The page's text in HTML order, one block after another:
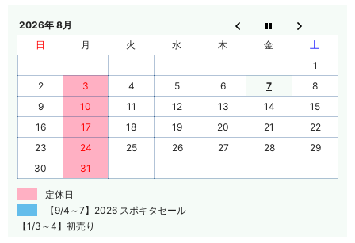
2026年 8月
日
月 火 水 木 金
土
1
2
3 4 5 6 7
8
9
10 11 12 13 14
15
16
17 18 19 20 21
22
23
24 25 26 27 28
29
30
31
定休日
【9/4～7】2026 スポキタセール
【1/3～4】初売り